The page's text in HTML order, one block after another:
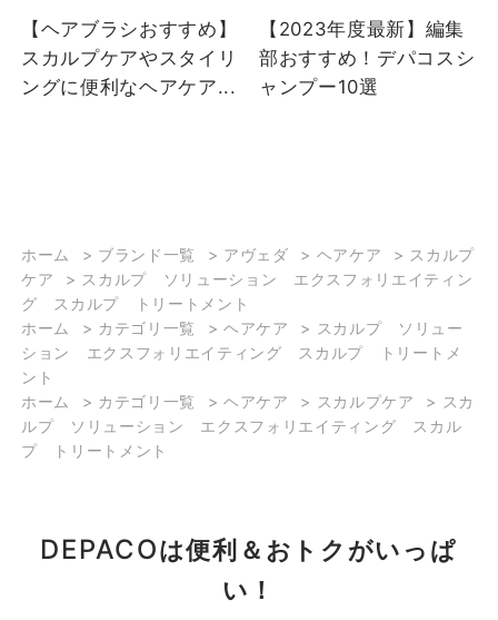
【ヘアブラシおすすめ】
スカルプケアやスタイリ
ングに便利なヘアケア...
【2023年度最新】編集
部おすすめ！デパコスシ
ャンプー10選
ホーム > ブランド一覧 > アヴェダ > ヘアケア > スカルプ
ケア
> スカルプ ソリューション エクスフォリエイティン
グ スカルプ トリートメント
ホーム
> カテゴリ一覧 >ヘアケア > スカルプ ソリュー
ション エクスフォリエイティング スカルプ トリートメ
ント
ホーム
> カテゴリ一覧 >ヘアケア > スカルプケア > スカ
ルプ ソリューション エクスフォリエイティング スカル
プ トリートメント
DEPACOは便利＆おトクがいっぱ
い！